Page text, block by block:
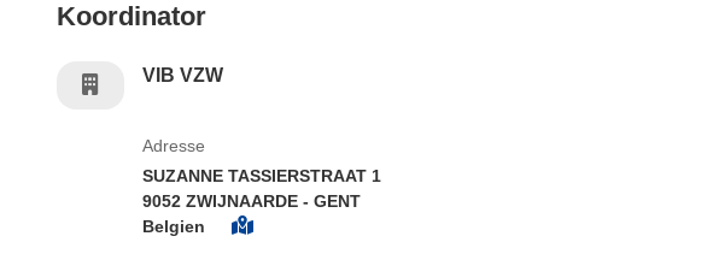
Koordinator
VIB VZW
Adresse
SUZANNE TASSIERSTRAAT 1
9052 ZWIJNAARDE - GENT
Belgien